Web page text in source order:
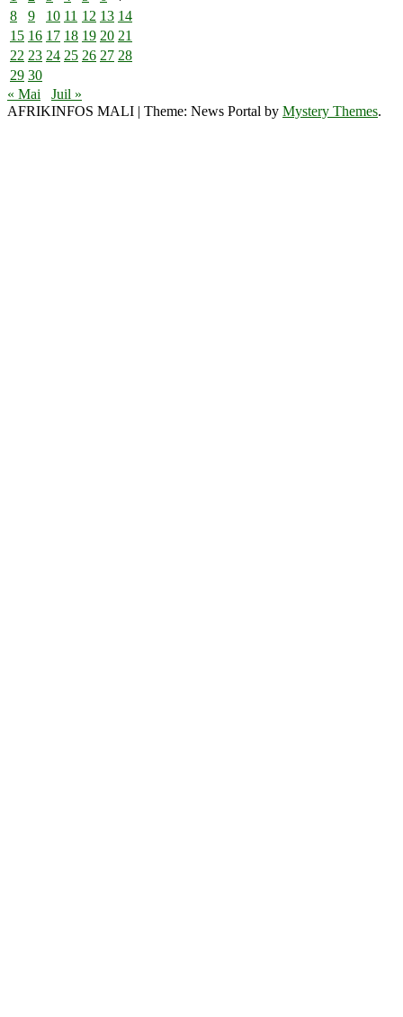
8
9 10 11 12 13 14
15 16 17 18 19 20 21
22 23 24 25 26 27 28
29 30
« Mai
Juil »
AFRIKINFOS MALI | Theme: News Portal by Mystery Themes.